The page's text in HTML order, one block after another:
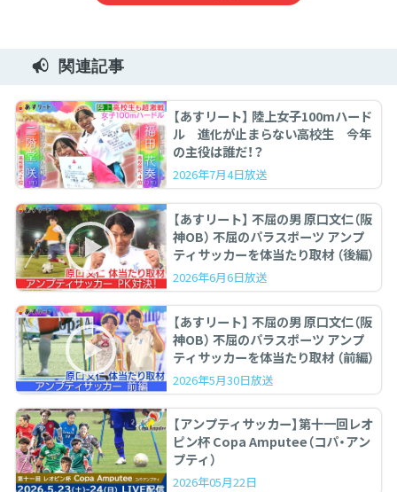
関連記事
【あすリート】 陸上女子100mハード
ル 進化が止まらない高校生 今年
の主役は誰だ！？
2026年7月4日放送
【あすリート】 不屈の男 原口文仁（阪
神OB） 不屈のパラスポーツ アンプ
ティサッカーを体当たり取材 （後編）
2026年6月6日放送
【あすリート】 不屈の男 原口文仁（阪
神OB） 不屈のパラスポーツ アンプ
ティサッカーを体当たり取材 （前編）
2026年5月30日放送
【アンプティサッカー】第十一回レオ
ピン杯 Copa Amputee（コパ・アン
プティ）
2026年05月22日